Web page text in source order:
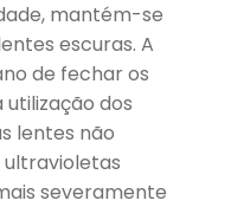
mantém-se
escuras. A
de fechar os
dos
lentes não
ultravioletas
severamente